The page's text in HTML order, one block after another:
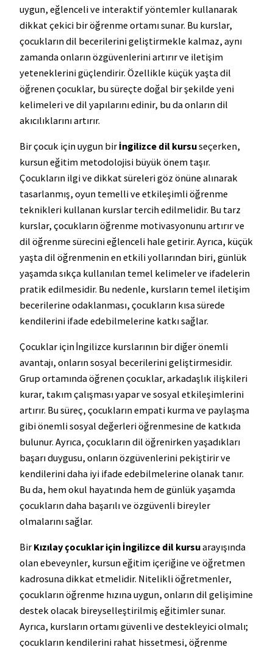
uygun, eğlenceli ve interaktif yöntemler kullanarak
dikkat çekici bir öğrenme ortamı sunar. Bu kurslar,
çocukların dil becerilerini geliştirmekle kalmaz, aynı
zamanda onların özgüvenlerini artırır ve iletişim
yeteneklerini güçlendirir. Özellikle küçük yaşta dil
öğrenen çocuklar, bu süreçte doğal bir şekilde yeni
kelimeleri ve dil yapılarını edinir, bu da onların dil
akıcılıklarını artırır.
Bir çocuk için uygun bir İngilizce dil kursuseçerken,
kursun eğitim metodolojisi büyük önem taşır.
Çocukların ilgi ve dikkat süreleri göz önüne alınarak
tasarlanmış, oyun temelli ve etkileşimli öğrenme
teknikleri kullanan kurslar tercih edilmelidir. Bu tarz
kurslar, çocukların öğrenme motivasyonunu artırır ve
dil öğrenme sürecini eğlenceli hale getirir. Ayrıca, küçük
yaşta dil öğrenmenin en etkili yollarından biri, günlük
yaşamda sıkça kullanılan temel kelimeler ve ifadelerin
pratik edilmesidir. Bu nedenle, kursların temel iletişim
becerilerine odaklanması, çocukların kısa sürede
kendilerini ifade edebilmelerine katkı sağlar.
Çocuklar için İngilizce kurslarının bir diğer önemli
avantajı, onların sosyal becerilerini geliştirmesidir.
Grup ortamında öğrenen çocuklar, arkadaşlık ilişkileri
kurar, takım çalışması yapar ve sosyal etkileşimlerini
artırır. Bu süreç, çocukların empati kurma ve paylaşma
gibi önemli sosyal değerleri öğrenmesine de katkıda
bulunur. Ayrıca, çocukların dil öğrenirken yaşadıkları
başarı duygusu, onların özgüvenlerini pekiştirir ve
kendilerini daha iyi ifade edebilmelerine olanak tanır.
Bu da, hem okul hayatında hem de günlük yaşamda
çocukların daha başarılı ve özgüvenli bireyler
olmalarını sağlar.
Bir Kızılay çocuklar için İngilizce dil kursuarayışında
olan ebeveynler, kursun eğitim içeriğine ve öğretmen
kadrosuna dikkat etmelidir. Nitelikli öğretmenler,
çocukların öğrenme hızına uygun, onların dil gelişimine
destek olacak bireyselleştirilmiş eğitimler sunar.
Ayrıca, kursların ortamı güvenli ve destekleyici olmalı;
çocukların kendilerini rahat hissetmesi, öğrenme